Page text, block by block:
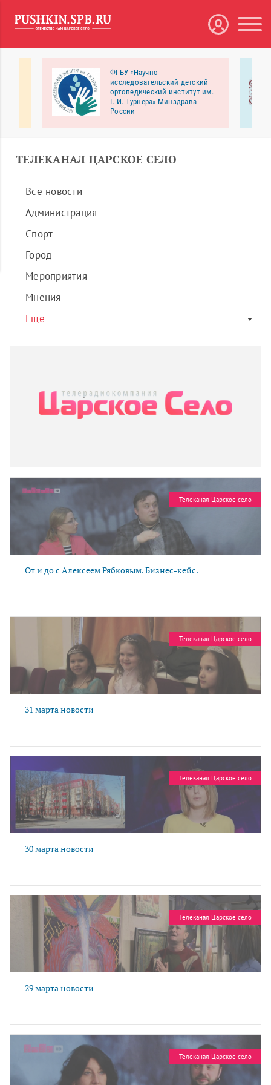
ФГБУ «Научно-
исследовательский детский
ортопедический институт им.
Г. И. Турнера» Минздрава
России
травматологии, одном из самых
ТЕЛЕКАНАЛ ЦАРСКОЕ СЕЛО
Все новости
Администрация
Спорт
Город
Мероприятия
Мнения
Ещё
Телеканал Царское село
От и до с Алексеем Рябковым. Бизнес-кейс.
Телеканал Царское село
31 марта новости
Телеканал Царское село
30 марта новости
Телеканал Царское село
29 марта новости
Телеканал Царское село